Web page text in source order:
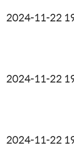
2024-11-22
2024-11-22
2024-11-22